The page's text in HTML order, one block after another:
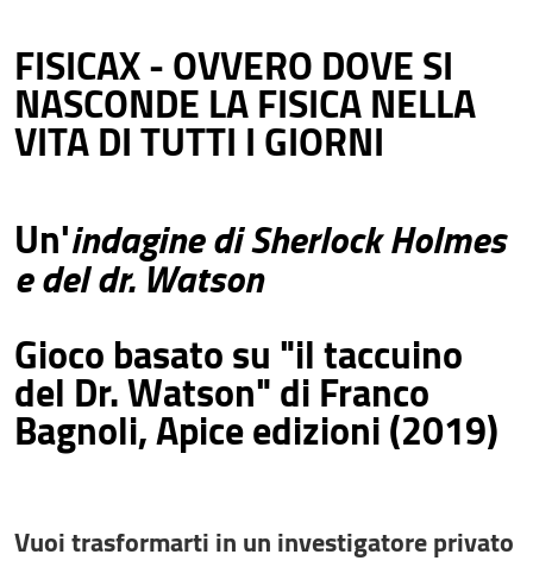
FISICAX - OVVERO DOVE SI
NASCONDE LA FISICA NELLA
VITA DI TUTTI I GIORNI
Un'indagine di Sherlock Holmes
e del dr. Watson
Gioco basato su "il taccuino
del Dr. Watson" di Franco
Bagnoli, Apice edizioni (2019)
Vuoi trasformarti in un investigatore privato